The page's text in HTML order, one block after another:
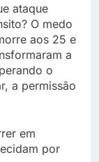
ataque
O medo
aos 25 e
a
o
a permissão
em
por